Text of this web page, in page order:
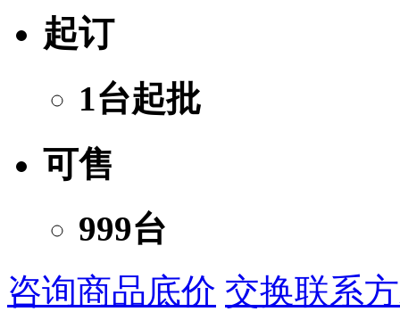
起订
1台起批
可售
999台
咨询商品底价 交换联系